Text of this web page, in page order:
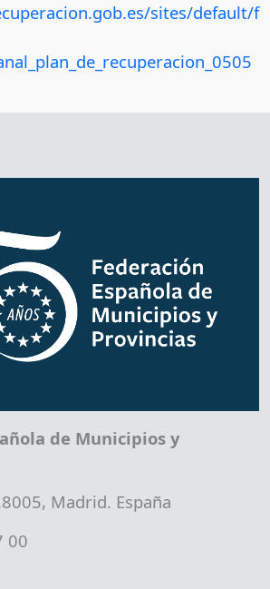
sites/default/f
de Municipios y
Madrid. España
00